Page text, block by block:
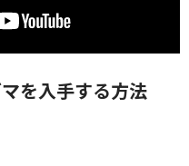
を入手する方法